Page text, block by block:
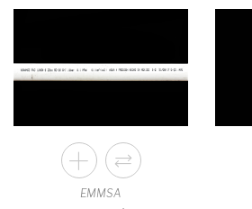
EMMSA